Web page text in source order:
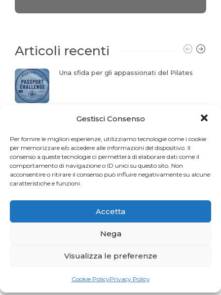
Gestisci Consenso
Per fornire le migliori esperienze, utilizziamo tecnologie come i cookie
per memorizzare e/o accedere alle informazioni del dispositivo. Il
consenso a queste tecnologie ci permetterà di elaborare dati come il
comportamento di navigazione o ID unici su questo sito. Non
acconsentire o ritirare il consenso può influire negativamente su alcune
caratteristiche e funzioni.
Accetta
Nega
Visualizza le preferenze
Cookie PolicyPrivacy Policy
Articoli recenti
Una sfida per gli appassionati del Pilates
La storia del mese. Liberarsi dal dolore
Profumo di Hundred